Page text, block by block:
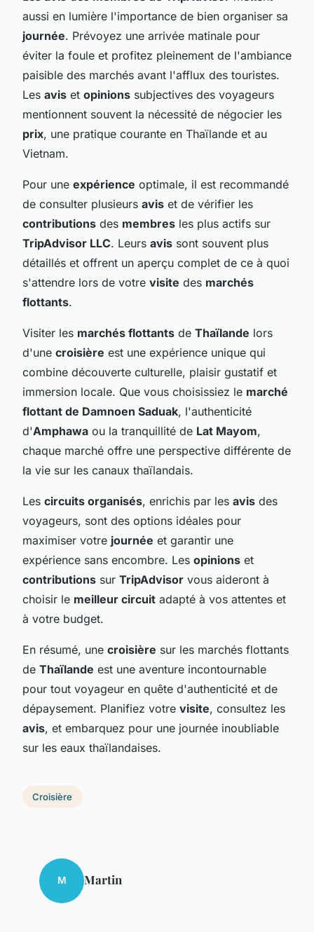
aussi en lumière l'importance de bien organiser sa
journée. Prévoyez une arrivée matinale pour
éviter la foule et profitez pleinement de l'ambiance
paisible des marchés avant l'afflux des touristes.
Les avis et opinions subjectives des voyageurs
mentionnent souvent la nécessité de négocier les
prix, une pratique courante en Thaïlande et au
Vietnam.
Pour une expérience optimale, il est recommandé
de consulter plusieurs avis et de vérifier les
contributions des membres les plus actifs sur
TripAdvisor LLC. Leurs avis sont souvent plus
détaillés et offrent un aperçu complet de ce à quoi
s'attendre lors de votre visite des marchés
flottants.
Visiter les marchés flottants de Thaïlande lors
d'une croisière est une expérience unique qui
combine découverte culturelle, plaisir gustatif et
immersion locale. Que vous choisissiez le marché
flottant de Damnoen Saduak, l'authenticité
d'Amphawa ou la tranquillité de Lat Mayom,
chaque marché offre une perspective différente de
la vie sur les canaux thaïlandais.
Les circuits organisés, enrichis par les avis des
voyageurs, sont des options idéales pour
maximiser votre journée et garantir une
expérience sans encombre. Les opinions et
contributions sur TripAdvisor vous aideront à
choisir le meilleur circuit adapté à vos attentes et
à votre budget.
En résumé, une croisière sur les marchés flottants
de Thaïlande est une aventure incontournable
pour tout voyageur en quête d'authenticité et de
dépaysement. Planifiez votre visite, consultez les
avis, et embarquez pour une journée inoubliable
sur les eaux thaïlandaises.
Croisière
M Martin